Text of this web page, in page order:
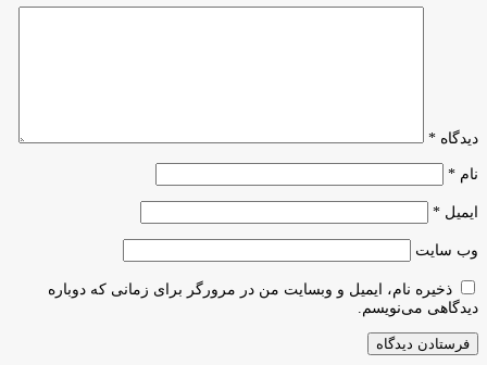
دیدگاه *
نام *
ایمیل *
وب‌ سایت
ذخیره نام، ایمیل و وبسایت من در مرورگر برای زمانی که دوباره
دیدگاهی می‌نویسم.